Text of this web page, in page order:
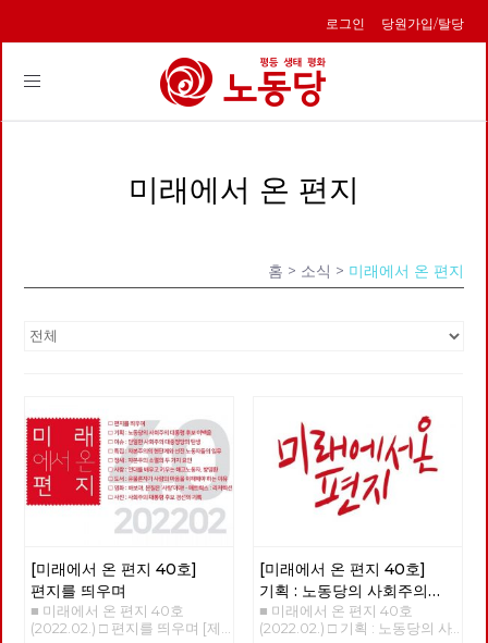
로그인 당원가입/탈당
Toggle
미래에서 온 편지
홈 > 소식 > 미래에서 온 편지
[미래에서 온 편지 40호]
편지를 띄우며
■ 미래에서 온 편지 40호
(2022.02.) □ 편지를 띄우며 [제
[미래에서 온 편지 40호]
기획 : 노동당의 사회주의
대통령 후보 이백윤
■ 미래에서 온 편지 40호
(2022.02.) □ 기획 : 노동당의 사